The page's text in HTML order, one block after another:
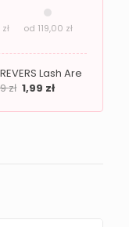
zł od 119,00 zł
Lash Are
zł 1,99 zł